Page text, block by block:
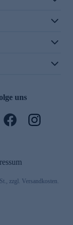
uns
zzgl. Versandkosten.